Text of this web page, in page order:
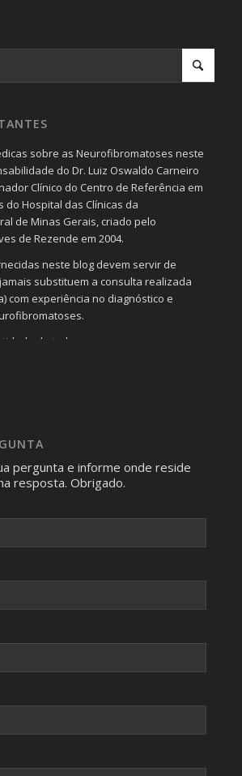
sobre as Neurofibromatoses neste
do Dr. Luiz Oswaldo Carneiro
Clínico do Centro de Referência em
Hospital das Clínicas da
de Minas Gerais, criado pelo
de Rezende em 2004.
neste blog devem servir de
substituem a consulta realizada
com experiência no diagnóstico e
de todas as pessoas que
fotografada.
pergunta e informe onde reside
resposta. Obrigado.